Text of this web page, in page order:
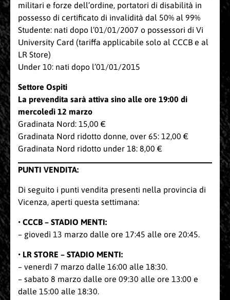
militari e forze dell’ordine, portatori di disabilità in
possesso di certificato di invalidità dal 50% al 99%
Studente: nati dopo l’01/01/2007 o possessori di Vi
University Card (tariffa applicabile solo al CCCB e al
LR Store)
Under 10: nati dopo l’01/01/2015
Settore Ospiti
La prevendita sarà attiva sino alle ore 19:00 di
mercoledì 12 marzo
Gradinata Nord: 15,00 €
Gradinata Nord ridotto donne, over 65: 12,00 €
Gradinata Nord ridotto under 18: 8,00 €
PUNTI VENDITA:
Di seguito i punti vendita presenti nella provincia di
Vicenza, aperti questa settimana:
• CCCB – STADIO MENTI:
– giovedì 13 marzo dalle ore 17:45 alle ore 20:45.
• LR STORE – STADIO MENTI:
– venerdì 7 marzo dalle 16:00 alle 18:30.
– sabato 8 marzo dalle ore 09:30 alle ore 13:00 e
dalle 15:00 alle 18:30.